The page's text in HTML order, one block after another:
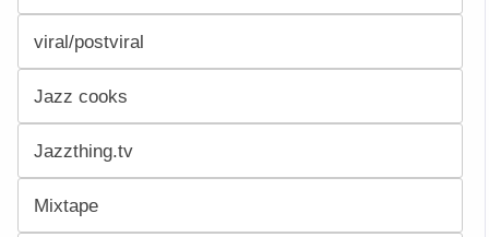
viral/postviral
Jazz cooks
Jazzthing.tv
Mixtape